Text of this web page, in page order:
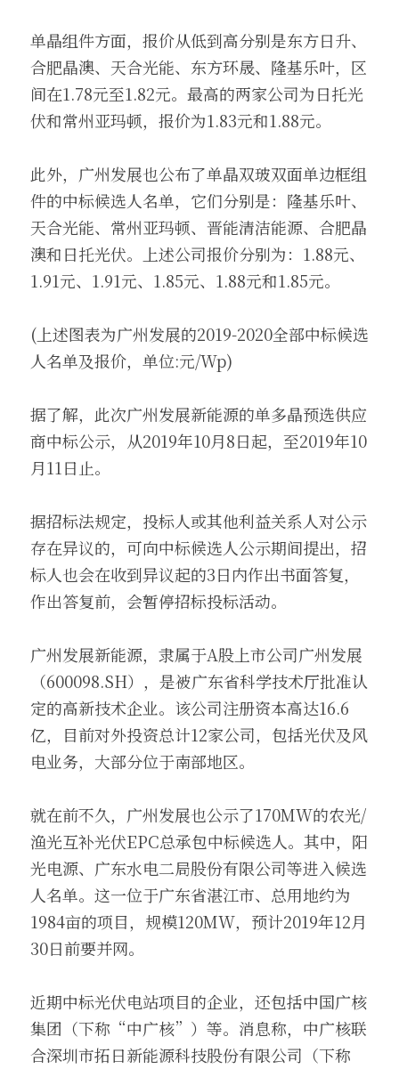
单晶组件方面，报价从低到高分别是东方日升、
合肥晶澳、天合光能、东方环晟、隆基乐叶，区
间在1.78元至1.82元。最高的两家公司为日托光
伏和常州亚玛顿，报价为1.83元和1.88元。
此外，广州发展也公布了单晶双玻双面单边框组
件的中标候选人名单，它们分别是：隆基乐叶、
天合光能、常州亚玛顿、晋能清洁能源、合肥晶
澳和日托光伏。上述公司报价分别为：1.88元、
1.91元、1.91元、1.85元、1.88元和1.85元。
(上述图表为广州发展的2019-2020全部中标候选
人名单及报价，单位:元/Wp)
据了解，此次广州发展新能源的单多晶预选供应
商中标公示，从2019年10月8日起，至2019年10
月11日止。
据招标法规定，投标人或其他利益关系人对公示
存在异议的，可向中标候选人公示期间提出，招
标人也会在收到异议起的3日内作出书面答复，
作出答复前，会暂停招标投标活动。
广州发展新能源，隶属于A股上市公司广州发展
（600098.SH），是被广东省科学技术厅批准认
定的高新技术企业。该公司注册资本高达16.6
亿，目前对外投资总计12家公司，包括光伏及风
电业务，大部分位于南部地区。
就在前不久，广州发展也公示了170MW的农光/
渔光互补光伏EPC总承包中标候选人。其中，阳
光电源、广东水电二局股份有限公司等进入候选
人名单。这一位于广东省湛江市、总用地约为
1984亩的项目，规模120MW，预计2019年12月
30日前要并网。
近期中标光伏电站项目的企业，还包括中国广核
集团（下称“中广核”）等。消息称，中广核联
合深圳市拓日新能源科技股份有限公司（下称